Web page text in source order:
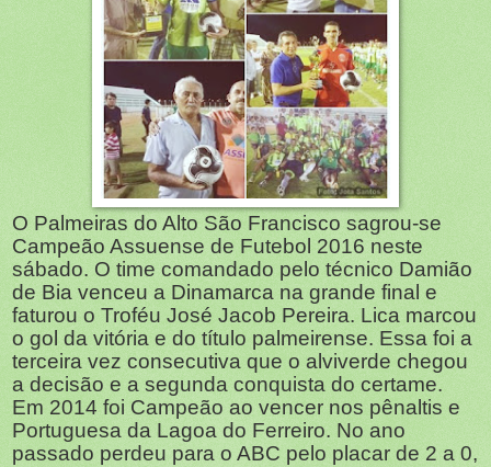
O Palmeiras do Alto São Francisco sagrou-se
Campeão Assuense de Futebol 2016 neste
sábado. O time comandado pelo técnico Damião
de Bia venceu a Dinamarca na grande final e
faturou o Troféu José Jacob Pereira. Lica marcou
o gol da vitória e do título palmeirense. Essa foi a
terceira vez consecutiva que o alviverde chegou
a decisão e a segunda conquista do certame.
Em 2014 foi Campeão ao vencer nos pênaltis e
Portuguesa da Lagoa do Ferreiro. No ano
passado perdeu para o ABC pelo placar de 2 a 0,